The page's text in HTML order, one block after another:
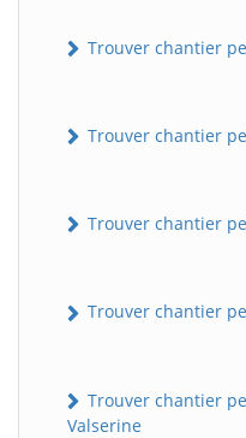
Trouver chantier
Trouver chantier
Trouver chantier
Trouver chantier
Trouver chantier
Valserine